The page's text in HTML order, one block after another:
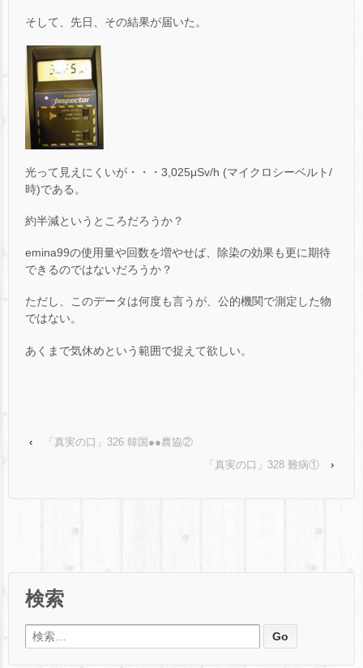
そして、先日、その結果が届いた。
光って見えにくいが・・・3,025μSv/h (マイクロシーベルト/
時)である。
約半減というところだろうか？
emina99の使用量や回数を増やせば、除染の効果も更に期待
できるのではないだろうか？
ただし、このデータは何度も言うが、公的機関で測定した物
ではない。
あくまで気休めという範囲で捉えて欲しい。
‹
「真実の口」326 韓国●●農協②
「真実の口」328 難病①
›
検索
検索: